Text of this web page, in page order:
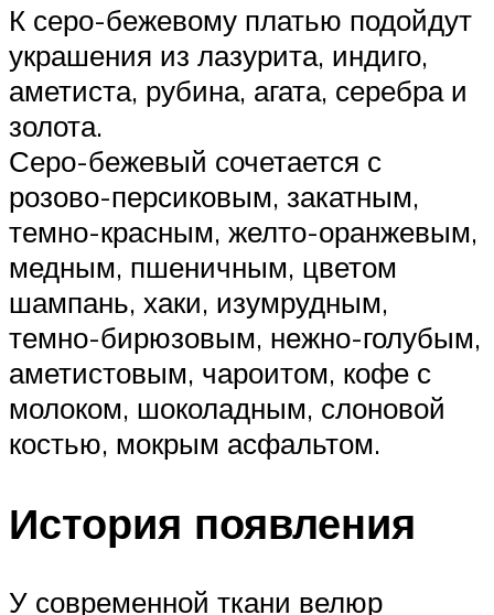
К серо-бежевому платью подойдут
украшения из лазурита, индиго,
аметиста, рубина, агата, серебра и
золота.
Серо-бежевый сочетается с
розово-персиковым, закатным,
темно-красным, желто-оранжевым,
медным, пшеничным, цветом
шампань, хаки, изумрудным,
темно-бирюзовым, нежно-голубым,
аметистовым, чароитом, кофе с
молоком, шоколадным, слоновой
костью, мокрым асфальтом.
История появления
У современной ткани велюр